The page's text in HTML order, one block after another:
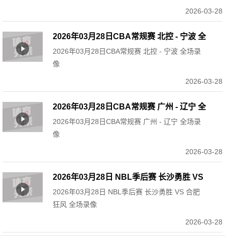
2026-03-28
2026年03月28日CBA常规赛 北控 - 宁波 全
场录像
2026年03月28日CBA常规赛 北控 - 宁波 全场录
像
2026-03-28
2026年03月28日CBA常规赛 广州 - 辽宁 全
场录像
2026年03月28日CBA常规赛 广州 - 辽宁 全场录
像
2026-03-28
2026年03月28日 NBL季后赛 长沙勇胜 VS
合肥狂风 全场录像
2026年03月28日 NBL季后赛 长沙勇胜 VS 合肥
狂风 全场录像
2026-03-28